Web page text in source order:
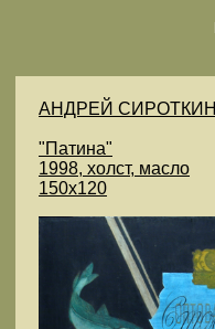
АНДРЕЙ СИРОТКИН
"Патина"
1998, холст, масло
150х120